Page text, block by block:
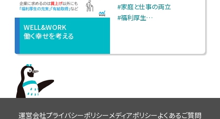
WELL&WORK
働く幸せを考える
#家庭と仕事の両立
#福利厚生…
運営会社プライバシーポリシーメディアポリシーよくあるご質問